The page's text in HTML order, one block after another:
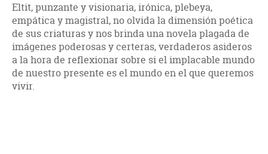
Eltit, punzante y visionaria, irónica, plebeya,
empática y magistral, no olvida la dimensión poética
de sus criaturas y nos brinda una novela plagada de
imágenes poderosas y certeras, verdaderos asideros
a la hora de reflexionar sobre si el implacable mundo
de nuestro presente es el mundo en el que queremos
vivir.